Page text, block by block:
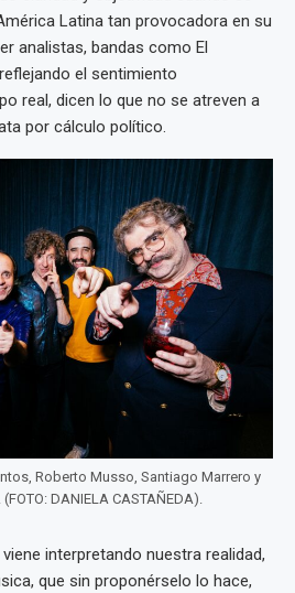
Latina tan provocadora en su
analistas, bandas como El
el sentimiento
real, dicen lo que no se atreven a
por cálculo político.
Roberto Musso, Santiago Marrero y
DANIELA CASTAÑEDA).
interpretando nuestra realidad,
que sin proponérselo lo hace,